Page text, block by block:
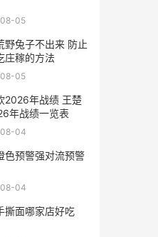
05
野兔子不出来 防止
庄稼的方法
05
2026年战绩 王楚
年战绩一览表
04
色预警强对流预警
04
撕面哪家店好吃